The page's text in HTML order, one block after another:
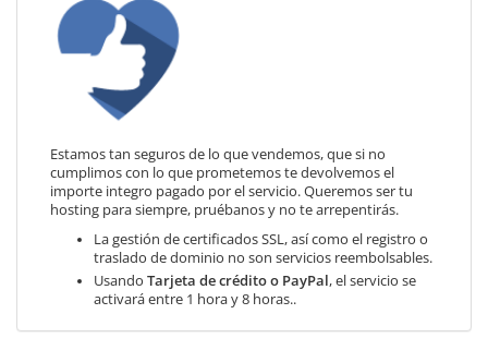
Estamos tan seguros de lo que vendemos, que si no
cumplimos con lo que prometemos te devolvemos el
importe integro pagado por el servicio. Queremos ser tu
hosting para siempre, pruébanos y no te arrepentirás.
La gestión de certificados SSL, así como el registro o
traslado de dominio no son servicios reembolsables.
Usando Tarjeta de crédito o PayPal, el servicio se
activará entre 1 hora y 8 horas..